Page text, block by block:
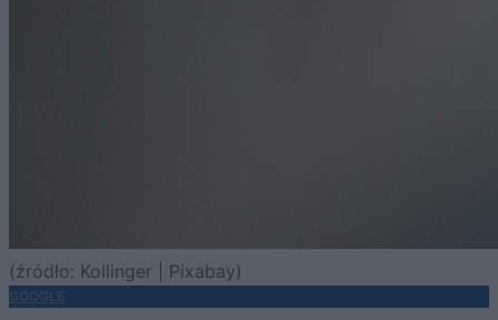
(źródło: Kollinger | Pixabay)
GOOGLE